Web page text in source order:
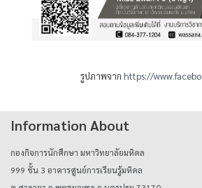
รูปภาพจาก https://
Information About
กองกิจการนักศึกษา มหาวิทยาลัยมหิดล
999 ชั้น 3 อาคารศูนย์การเรียนรู้มหิดล